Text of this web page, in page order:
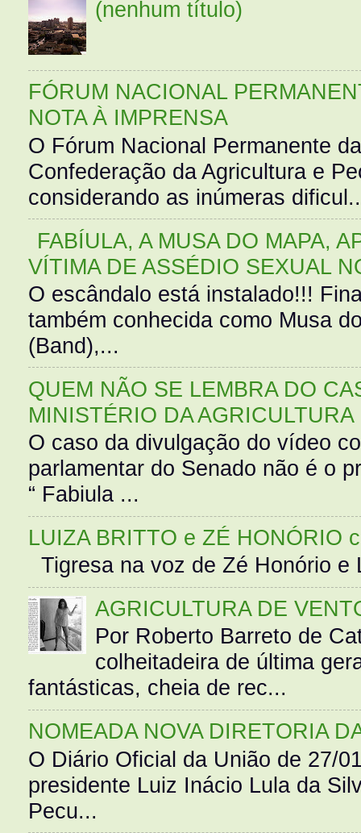
(nenhum título)
FÓRUM NACIONAL
NOTA À IMPRENSA
O Fórum Nacional Permanente
Confederação da Agricultura e
considerando as inúmeras
FABÍULA, A MUSA DO MAPA,
VÍTIMA DE ASSÉDIO SEXUAL
O escândalo está instalado!!!
também conhecida como Musa
(Band),...
QUEM NÃO SE LEMBRA DO
MINISTÉRIO DA AGRICULTURA
O caso da divulgação do vídeo
parlamentar do Senado não é o
“ Fabiula ...
LUIZA BRITTO e ZÉ HONÓRIO
Tigresa na voz de Zé Honório
AGRICULTURA DE
Por Roberto Barreto de
colheitadeira de última
fantásticas, cheia de rec...
NOMEADA NOVA DIRETORIA
O Diário Oficial da União de 27/
presidente Luiz Inácio Lula da
Pecu...